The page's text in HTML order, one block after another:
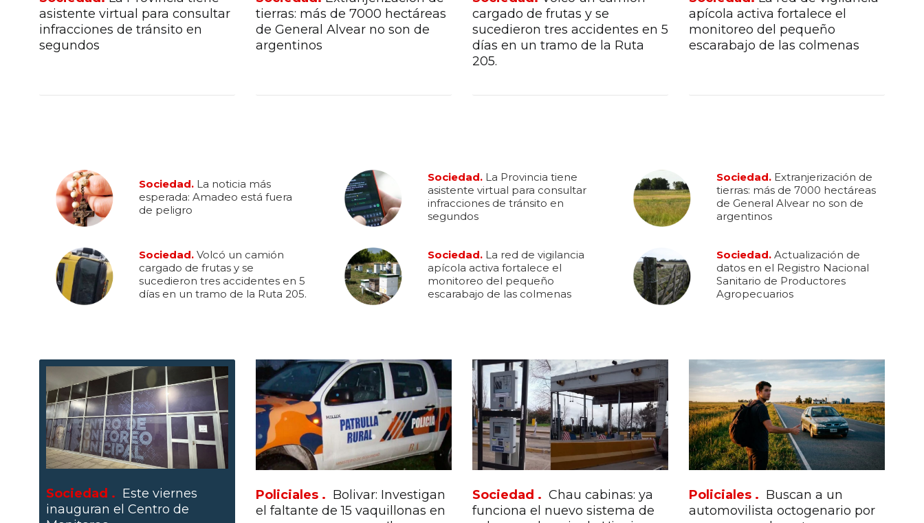
asistente virtual para consultar
infracciones de tránsito en
segundos
tierras: más de 7000 hectáreas
de General Alvear no son de
argentinos
cargado de frutas y se
sucedieron tres accidentes en 5
días en un tramo de la Ruta
205.
apícola activa fortalece el
monitoreo del pequeño
escarabajo de las colmenas
Sociedad. La noticia más
esperada: Amadeo está fuera
de peligro
Sociedad. La Provincia tiene
asistente virtual para consultar
infracciones de tránsito en
segundos
Sociedad. Extranjerización de
tierras: más de 7000 hectáreas
de General Alvear no son de
argentinos
Sociedad. Volcó un camión
cargado de frutas y se
sucedieron tres accidentes en 5
días en un tramo de la Ruta 205.
Sociedad. La red de vigilancia
apícola activa fortalece el
monitoreo del pequeño
escarabajo de las colmenas
Sociedad. Actualización de
datos en el Registro Nacional
Sanitario de Productores
Agropecuarios
Sociedad . Este viernes
inauguran el Centro de
Policiales . Bolivar: Investigan
el faltante de 15 vaquillonas en
Sociedad . Chau cabinas: ya
funciona el nuevo sistema de
Policiales . Buscan a un
automovilista octogenario por